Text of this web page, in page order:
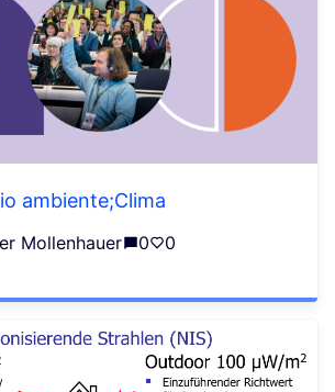
ambiente;Clima
Mollenhauer 0 0